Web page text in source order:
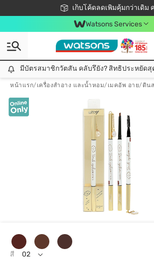
เก็บโค้ดลดเพิ่มคุ้มกว่าเดิม
ชอปออนไลน์ครั้งแรก ลดเพิ่มจุก ๆ
📦ส่งฟรี! เมื่อชอป 499฿
สมาชิกวัตสัน คลับดียังไง
Watsons Services
มีบัตรสมาชิกวัตสัน คลับรึยัง? สิทธิประหยัดสุดว้าวรอคุณอยู่ ชอปคุ้มกว่าเดิม คลิก!
มีบัตรสมาชิกวัตสัน คลับรึยัง? สิทธิประหยัด
หน้าแรก/ เครื่องสำอาง และน้ำหอม/ เมคอัพ อาย/ ดิน
สี 02